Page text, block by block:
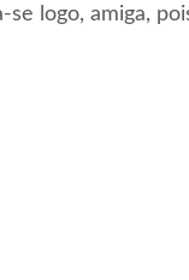
logo, amiga,